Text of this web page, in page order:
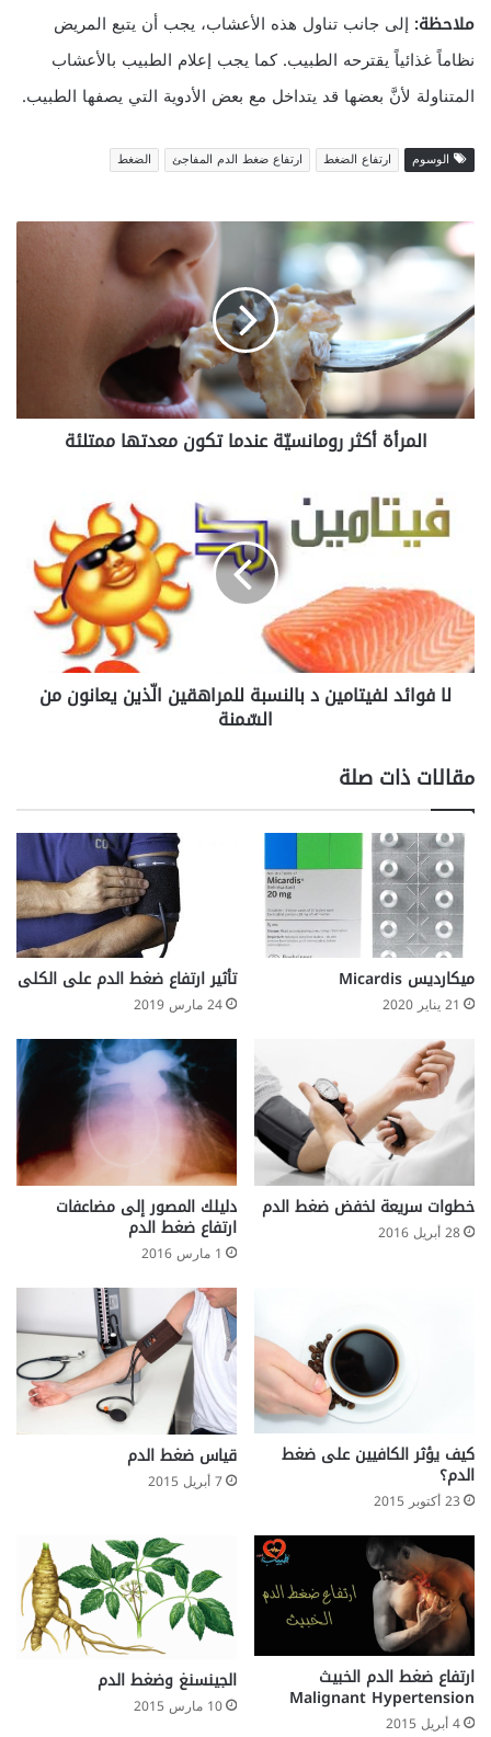
ملاحظة: إلى جانب تناول هذه الأعشاب، يجب أن يتبع المريض
نظاماً غذائياً يقترحه الطبيب. كما يجب إعلام الطبيب بالأعشاب
المتناولة لأنَّ بعضها قد يتداخل مع بعض الأدوية التي يصفها الطبيب.
الوسوم ارتفاع الضغط ارتفاع ضغط الدم المفاجئ الضغط
المرأة
أكثر
رومانسيّة
عندما
تكون
معدتها
ممتلئة
المرأة أكثر رومانسيّة عندما تكون معدتها ممتلئة
فوائد
لفيتامين
للمراهقين
الّذين
يعانون
من
السّمنة
لا فوائد لفيتامين د بالنسبة للمراهقين الّذين يعانون من
السّمنة
مقالات ذات صلة
ميكارديس Micardis
21 يناير 2020
تأثير ارتفاع ضغط الدم على الكلى
24 مارس 2019
خطوات سريعة لخفض ضغط الدم
28 أبريل 2016
دليلك المصور إلى مضاعفات
ارتفاع ضغط الدم
1 مارس 2016
كيف يؤثر الكافيين على ضغط
الدم؟
23 أكتوبر 2015
قياس ضغط الدم
7 أبريل 2015
ارتفاع ضغط الدم الخبيث
Malignant Hypertension
4 أبريل 2015
الجينسنغ وضغط الدم
10 مارس 2015